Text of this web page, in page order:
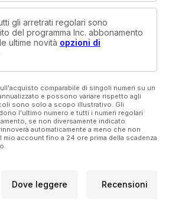
gli arretrati regolari sono
del programma Inc. abbonamento
ultime novità opzioni di
comparabile di singoli numeri su un
e possono variare rispetto agli
sono solo a scopo illustrativo. Gli
l'ultimo numero e tutti i numeri regolari
se non diversamente indicato.
automaticamente a meno che non
mio account fino a 24 ore prima della scadenza
Dove leggere Recensioni